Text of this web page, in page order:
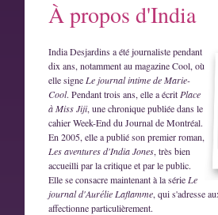
À propos d'India
India Desjardins a été journaliste pendant
dix ans, notamment au magazine Cool, où
elle signe Le journal intime de Marie-
Cool. Pendant trois ans, elle a écrit Place
à Miss Jiji, une chronique publiée dans le
cahier Week-End du Journal de Montréal.
En 2005, elle a publié son premier roman,
Les aventures d'India Jones, très bien
accueilli par la critique et par le public.
Elle se consacre maintenant à la série Le
journal d'Aurélie Laflamme, qui s'adresse
affectionne particulièrement.